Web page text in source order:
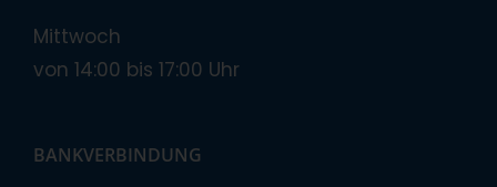
Mittwoch
von 14:00 bis 17:00 Uhr
BANKVERBINDUNG